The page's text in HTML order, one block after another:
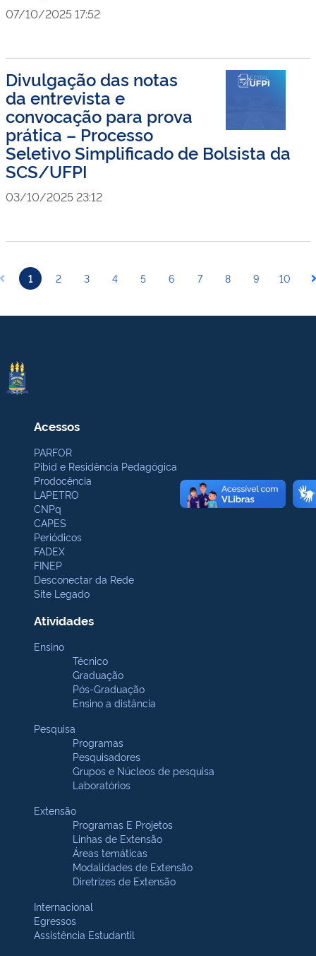
07/10/2025 17:52
Divulgação das notas
da entrevista e
convocação para prova
prática – Processo
Seletivo Simplificado de Bolsista da
SCS/UFPI
03/10/2025 23:12
1 2 3 4 5 6 7 8 9 10
Acessos
PARFOR
Pibid e Residência Pedagógica
Prodocência
LAPETRO
CNPq
CAPES
Periódicos
FADEX
FINEP
Desconectar da Rede
Site Legado
Atividades
Ensino
Técnico
Graduação
Pós-Graduação
Ensino a distância
Pesquisa
Programas
Pesquisadores
Grupos e Núcleos de pesquisa
Laboratórios
Extensão
Programas E Projetos
Linhas de Extensão
Áreas temáticas
Modalidades de Extensão
Diretrizes de Extensão
Internacional
Egressos
Assistência Estudantil